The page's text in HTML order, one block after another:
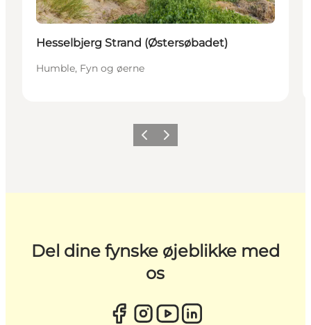
Hesselbjerg Strand (Østersøbadet)
Humble, Fyn og øerne
ForrigeNæste
Del dine fynske øjeblikke med
os